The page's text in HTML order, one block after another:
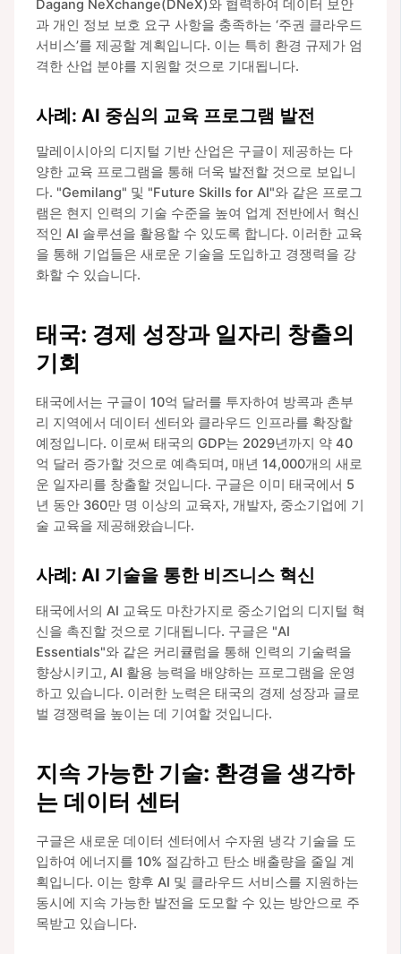
Dagang NeXchange(DNeX)와 협력하여 데이터 보안
과 개인 정보 보호 요구 사항을 충족하는 ‘주권 클라우드
서비스’를 제공할 계획입니다. 이는 특히 환경 규제가 엄
격한 산업 분야를 지원할 것으로 기대됩니다.
사례: AI 중심의 교육 프로그램 발전
말레이시아의 디지털 기반 산업은 구글이 제공하는 다
양한 교육 프로그램을 통해 더욱 발전할 것으로 보입니
다. "Gemilang" 및 "Future Skills for AI"와 같은 프로그
램은 현지 인력의 기술 수준을 높여 업계 전반에서 혁신
적인 AI 솔루션을 활용할 수 있도록 합니다. 이러한 교육
을 통해 기업들은 새로운 기술을 도입하고 경쟁력을 강
화할 수 있습니다.
태국: 경제 성장과 일자리 창출의
기회
태국에서는 구글이 10억 달러를 투자하여 방콕과 촌부
리 지역에서 데이터 센터와 클라우드 인프라를 확장할
예정입니다. 이로써 태국의 GDP는 2029년까지 약 40
억 달러 증가할 것으로 예측되며, 매년 14,000개의 새로
운 일자리를 창출할 것입니다. 구글은 이미 태국에서 5
년 동안 360만 명 이상의 교육자, 개발자, 중소기업에 기
술 교육을 제공해왔습니다.
사례: AI 기술을 통한 비즈니스 혁신
태국에서의 AI 교육도 마찬가지로 중소기업의 디지털 혁
신을 촉진할 것으로 기대됩니다. 구글은 "AI
Essentials"와 같은 커리큘럼을 통해 인력의 기술력을
향상시키고, AI 활용 능력을 배양하는 프로그램을 운영
하고 있습니다. 이러한 노력은 태국의 경제 성장과 글로
벌 경쟁력을 높이는 데 기여할 것입니다.
지속 가능한 기술: 환경을 생각하
는 데이터 센터
구글은 새로운 데이터 센터에서 수자원 냉각 기술을 도
입하여 에너지를 10% 절감하고 탄소 배출량을 줄일 계
획입니다. 이는 향후 AI 및 클라우드 서비스를 지원하는
동시에 지속 가능한 발전을 도모할 수 있는 방안으로 주
목받고 있습니다.